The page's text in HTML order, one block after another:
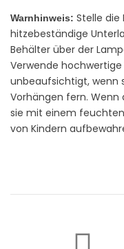
Warnhinweis: Stelle
hitzebeständige
Behälter über der
Verwende
unbeaufsichtigt, wenn
Vorhängen fern. Wenn
sie mit einem
von Kindern